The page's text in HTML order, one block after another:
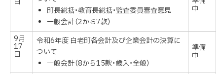
町長総括・教育長総括・監査委員審査意見
一般会計（2から7款）
中
9月
17
日
令和6年度 白老町各会計及び企業会計の決算に
ついて
一般会計（8から15款・歳入・全般）
準備
中